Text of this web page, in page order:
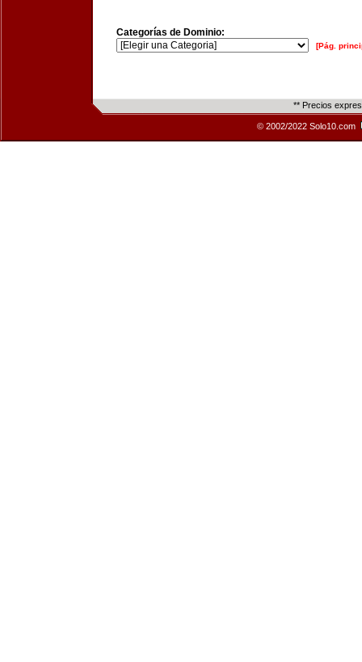
Categorías de Dominio:
[Pág.
** Precios
© 2002/2022 Solo10.com